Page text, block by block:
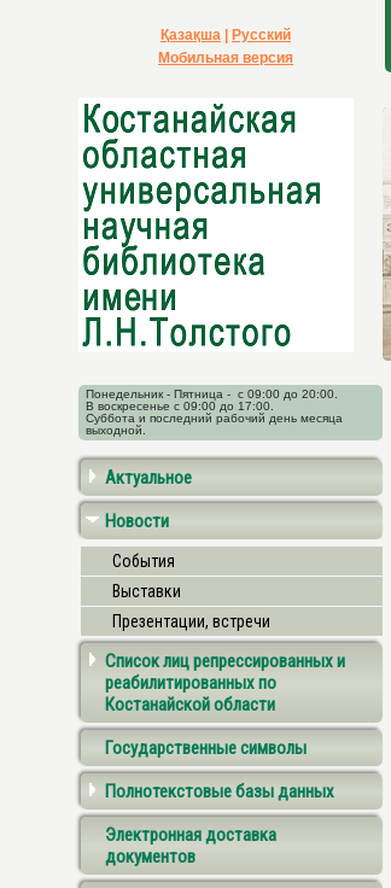
Қазақша
Русский
Мобильная версия
Понедельник - Пятница - с 09:00 до 20:00.
В воскресенье с 09:00 до 17:00.
Суббота и последний рабочий день месяца
выходной.
Актуальное
Новости
События
Выставки
Презентации, встречи
Список лиц репрессированных и
реабилитированных по
Костанайской области
Государственные символы
Полнотекстовые базы данных
Электронная доставка
документов